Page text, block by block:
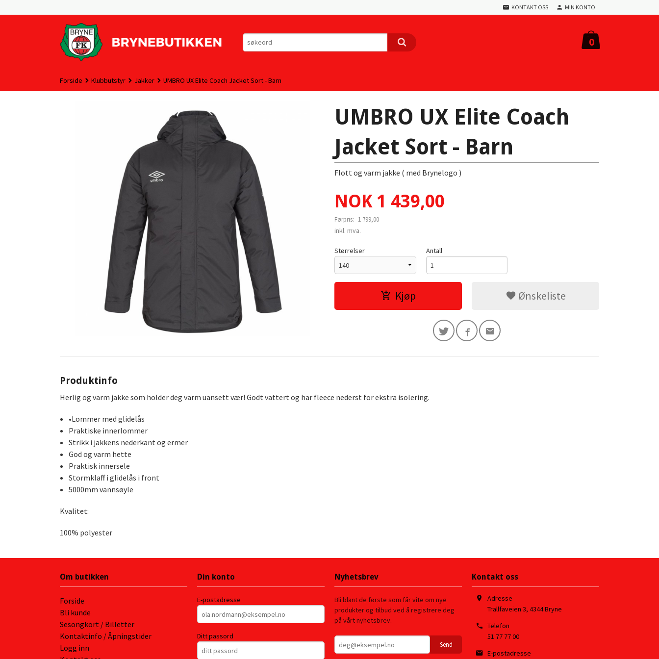
til
KONTAKT OSS MIN KONTO
0
Forside Klubbutstyr Jakker UMBRO UX Elite Coach Jacket Sort - Barn
UMBRO UX Elite Coach
Jacket Sort - Barn
Flott og varm jakke ( med Brynelogo )
Tilbud
NOK 1 439,00
Førpris: 1 799,00
Rabatt
inkl. mva.
Størrelser Antall
Kjøp Ønskeliste
Produktinfo
Herlig og varm jakke som holder deg varm uansett vær! Godt vattert og har fleece nederst for ekstra isolering.
•Lommer med glidelås
Praktiske innerlommer
Strikk i jakkens nederkant og ermer
God og varm hette
Praktisk innersele
Stormklaff i glidelås i front
5000mm vannsøyle
Kvalitet:
100% polyester
Om butikken
Forside
Bli kunde
Sesongkort / Billetter
Kontaktinfo / Åpningstider
Logg inn
Din konto
E-postadresse
Ditt passord
Nyhetsbrev
Bli blant de første som får vite om nye
produkter og tilbud ved å registrere deg
på vårt nyhetsbrev.
Kontakt oss
Adresse
Trallfaveien 3, 4344Bryne
Telefon
51 77 77 00
E-postadresse